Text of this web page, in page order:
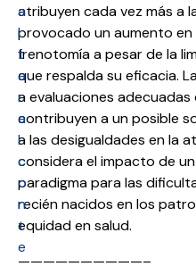
a
l
t
a
r
a
l
c
o
n
t
e
atribuyen cada vez más a
provocado un aumento
frenotomía a pesar de la
que respalda su eficacia.
a evaluaciones
contribuyen a un posible
a las desigualdades en la
considera el impacto de
paradigma para las
recién nacidos en los
equidad en salud.
——————————–